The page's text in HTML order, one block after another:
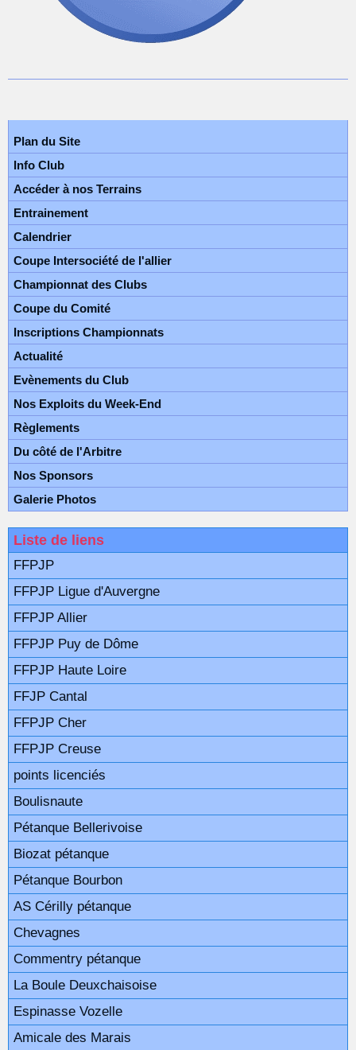
Plan du Site
Info Club
Accéder à nos Terrains
Entrainement
Calendrier
Coupe Intersociété de l'allier
Championnat des Clubs
Coupe du Comité
Inscriptions Championnats
Actualité
Evènements du Club
Nos Exploits du Week-End
Règlements
Du côté de l'Arbitre
Nos Sponsors
Galerie Photos
Liste de liens
FFPJP
FFPJP Ligue d'Auvergne
FFPJP Allier
FFPJP Puy de Dôme
FFPJP Haute Loire
FFJP Cantal
FFPJP Cher
FFPJP Creuse
points licenciés
Boulisnaute
Pétanque Bellerivoise
Biozat pétanque
Pétanque Bourbon
AS Cérilly pétanque
Chevagnes
Commentry pétanque
La Boule Deuxchaisoise
Espinasse Vozelle
Amicale des Marais